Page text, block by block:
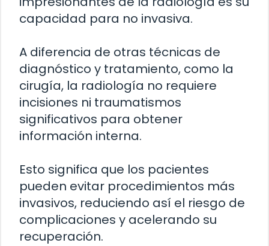
capacidad para no invasiva.
A diferencia de otras técnicas de
diagnóstico y tratamiento, como la
cirugía, la radiología no requiere
incisiones ni traumatismos
significativos para obtener
información interna.
Esto significa que los pacientes
pueden evitar procedimientos más
invasivos, reduciendo así el riesgo de
complicaciones y acelerando su
recuperación.